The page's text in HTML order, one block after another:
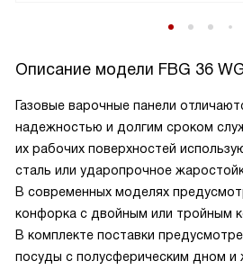
Описание модели FBG 36
Газовые варочные панели
надежностью и долгим сроком
их рабочих поверхностей
сталь или ударопрочное
В современных моделях
конфорка с двойным или тройным
В комплекте поставки
посуды с полусферическим дном и